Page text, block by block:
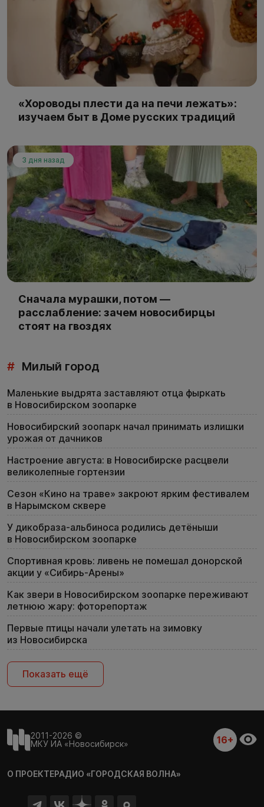
«Хороводы плести да на печи лежать»:
изучаем быт в Доме русских традиций
3 дня назад
Сначала мурашки, потом —
расслабление: зачем новосибирцы
стоят на гвоздях
# Милый город
Маленькие выдрята заставляют отца фыркать
в Новосибирском зоопарке
Новосибирский зоопарк начал принимать излишки
урожая от дачников
Настроение августа: в Новосибирске расцвели
великолепные гортензии
Сезон «Кино на траве» закроют ярким фестивалем
в Нарымском сквере
У дикобраза-альбиноса родились детёныши
в Новосибирском зоопарке
Спортивная кровь: ливень не помешал донорской
акции у «Сибирь-Арены»
Как звери в Новосибирском зоопарке переживают
летнюю жару: фоторепортаж
Первые птицы начали улетать на зимовку
из Новосибирска
Показать ещё
2011-2026 ©
МКУ ИА «Новосибирск»
16+
О ПРОЕКТЕРАДИО «ГОРОДСКАЯ ВОЛНА»